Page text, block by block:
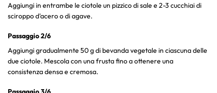
Aggiungi in entrambe le ciotole un pizzico di sale e 2-3 cucchiai di
sciroppo d'acero o di agave.
Passaggio 2/6
Aggiungi gradualmente 50 g di bevanda vegetale in ciascuna delle
due ciotole. Mescola con una frusta fino a ottenere una
consistenza densa e cremosa.